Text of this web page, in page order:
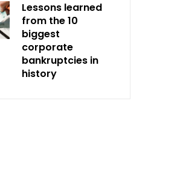
Lessons learned
from the 10
biggest
corporate
bankruptcies in
history